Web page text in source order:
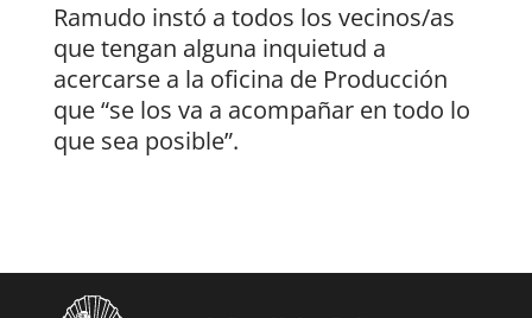
Ramudo instó a todos los vecinos/as
que tengan alguna inquietud a
acercarse a la oficina de Producción
que “se los va a acompañar en todo lo
que sea posible”.